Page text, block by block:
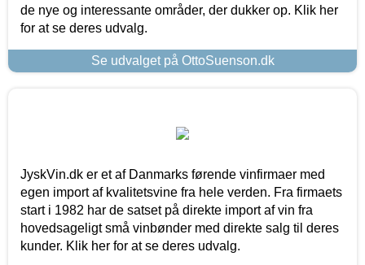
de nye og interessante områder, der dukker op. Klik her
for at se deres udvalg.
Se udvalget på OttoSuenson.dk
JyskVin.dk er et af Danmarks førende vinfirmaer med
egen import af kvalitetsvine fra hele verden. Fra firmaets
start i 1982 har de satset på direkte import af vin fra
hovedsageligt små vinbønder med direkte salg til deres
kunder. Klik her for at se deres udvalg.